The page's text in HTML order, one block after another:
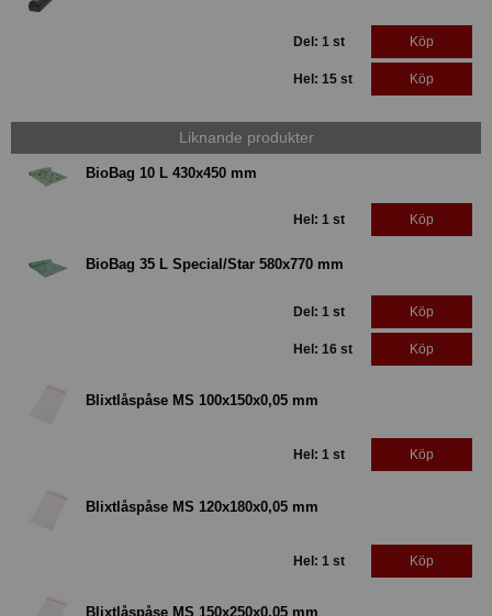
Del: 1 st Köp
Hel: 15 st Köp
Liknande produkter
BioBag 10 L 430x450 mm
Hel: 1 st Köp
BioBag 35 L Special/Star 580x770 mm
Del: 1 st Köp
Hel: 16 st Köp
Blixtlåspåse MS 100x150x0,05 mm
Hel: 1 st Köp
Blixtlåspåse MS 120x180x0,05 mm
Hel: 1 st Köp
Blixtlåspåse MS 150x250x0,05 mm